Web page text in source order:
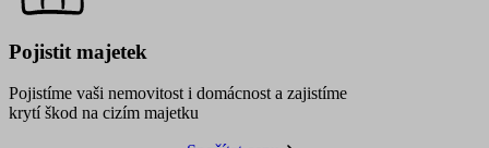
Pojistit majetek
Pojistíme vaši nemovitost i domácnost a zajistíme
krytí škod na cizím majetku